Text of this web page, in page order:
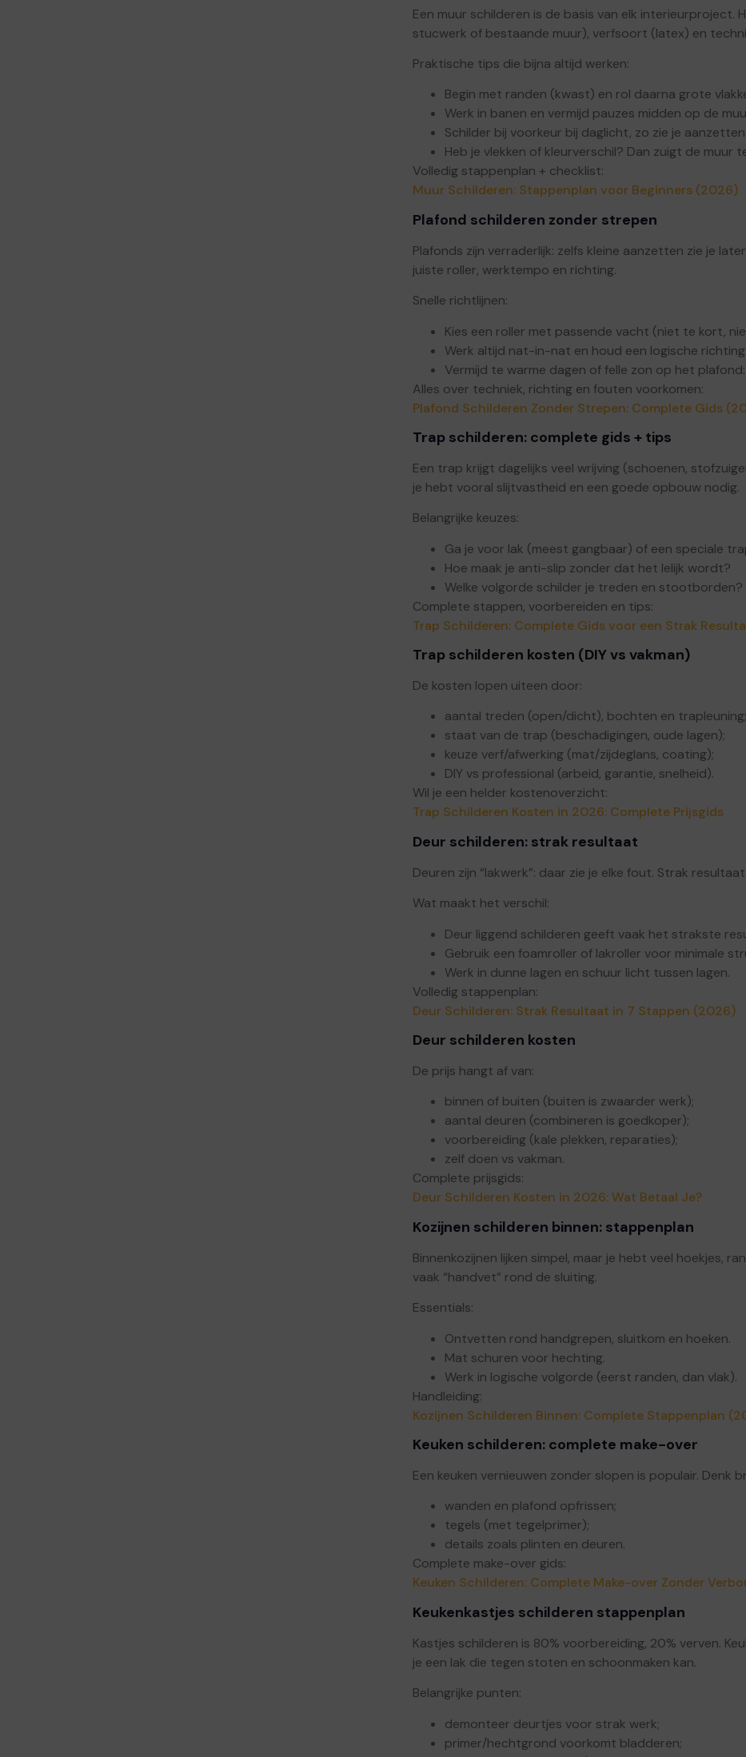
Een muur schilderen is de basis van elk
stucwerk of bestaande muur), verfsoort (latex) en
Praktische tips die bijna altijd werken:
Begin met randen (kwast) en rol daarna grote
Werk in banen en vermijd pauzes midden op de
Schilder bij voorkeur bij daglicht, zo zie je aanzetten
Heb je vlekken of kleurverschil? Dan zuigt de muur
Volledig stappenplan + checklist:
Muur Schilderen: Stappenplan voor Beginners (2026)
Plafond schilderen zonder strepen
Plafonds zijn verraderlijk: zelfs kleine aanzetten zie je
juiste roller, werktempo en richting.
Snelle richtlijnen:
Kies een roller met passende vacht (niet te kort,
Werk altijd nat-in-nat en houd een logische richting
Vermijd te warme dagen of felle zon op het
Alles over techniek, richting en fouten voorkomen:
Plafond Schilderen Zonder Strepen: Complete Gids
Trap schilderen: complete gids + tips
Een trap krijgt dagelijks veel wrijving (schoenen,
je hebt vooral slijtvastheid en een goede opbouw nodig.
Belangrijke keuzes:
Ga je voor lak (meest gangbaar) of een speciale
Hoe maak je anti-slip zonder dat het lelijk wordt?
Welke volgorde schilder je treden en stootborden?
Complete stappen, voorbereiden en tips:
Trap Schilderen: Complete Gids voor een Strak
Trap schilderen kosten (DIY vs vakman)
De kosten lopen uiteen door:
aantal treden (open/dicht), bochten en trapleuning;
staat van de trap (beschadigingen, oude lagen);
keuze verf/afwerking (mat/zijdeglans, coating);
DIY vs professional (arbeid, garantie, snelheid).
Wil je een helder kostenoverzicht:
Trap Schilderen Kosten in 2026: Complete Prijsgids
Deur schilderen: strak resultaat
Deuren zijn “lakwerk”: daar zie je elke fout. Strak
Wat maakt het verschil:
Deur liggend schilderen geeft vaak het strakste
Gebruik een foamroller of lakroller voor minimale
Werk in dunne lagen en schuur licht tussen lagen.
Volledig stappenplan:
Deur Schilderen: Strak Resultaat in 7 Stappen (2026)
Deur schilderen kosten
De prijs hangt af van:
binnen of buiten (buiten is zwaarder werk);
aantal deuren (combineren is goedkoper);
voorbereiding (kale plekken, reparaties);
zelf doen vs vakman.
Complete prijsgids:
Deur Schilderen Kosten in 2026: Wat Betaal Je?
Kozijnen schilderen binnen: stappenplan
Binnenkozijnen lijken simpel, maar je hebt veel hoekjes,
vaak “handvet” rond de sluiting.
Essentials:
Ontvetten rond handgrepen, sluitkom en hoeken.
Mat schuren voor hechting.
Werk in logische volgorde (eerst randen, dan vlak).
Handleiding:
Kozijnen Schilderen Binnen: Complete Stappenplan
Keuken schilderen: complete make-over
Een keuken vernieuwen zonder slopen is populair. Denk
wanden en plafond opfrissen;
tegels (met tegelprimer);
details zoals plinten en deuren.
Complete make-over gids:
Keuken Schilderen: Complete Make-over Zonder
Keukenkastjes schilderen stappenplan
Kastjes schilderen is 80% voorbereiding, 20% verven.
je een lak die tegen stoten en schoonmaken kan.
Belangrijke punten:
demonteer deurtjes voor strak werk;
primer/hechtgrond voorkomt bladderen;